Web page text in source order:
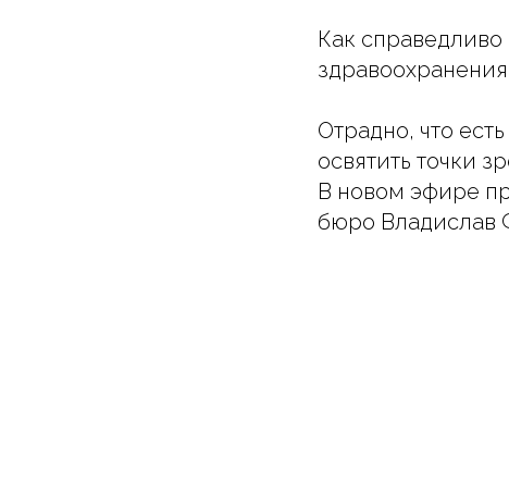
Как справедливо
Отрадно, что
освятить точки
В новом эфире
бюро Владислав